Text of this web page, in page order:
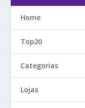
Home
Top20
Categorias
Lojas